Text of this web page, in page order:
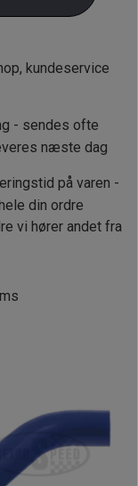
kundeservice
- sendes ofte
næste dag
på varen -
din ordre
vi hører andet fra